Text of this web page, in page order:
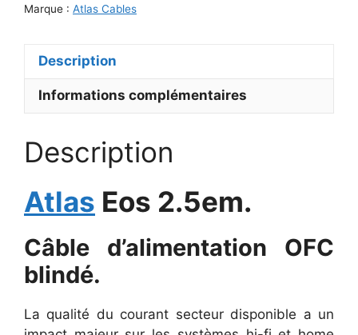
Marque : Atlas Cables
Description
Informations complémentaires
Description
Atlas Eos 2.5em.
Câble d’alimentation OFC
blindé.
La qualité du courant secteur disponible a un